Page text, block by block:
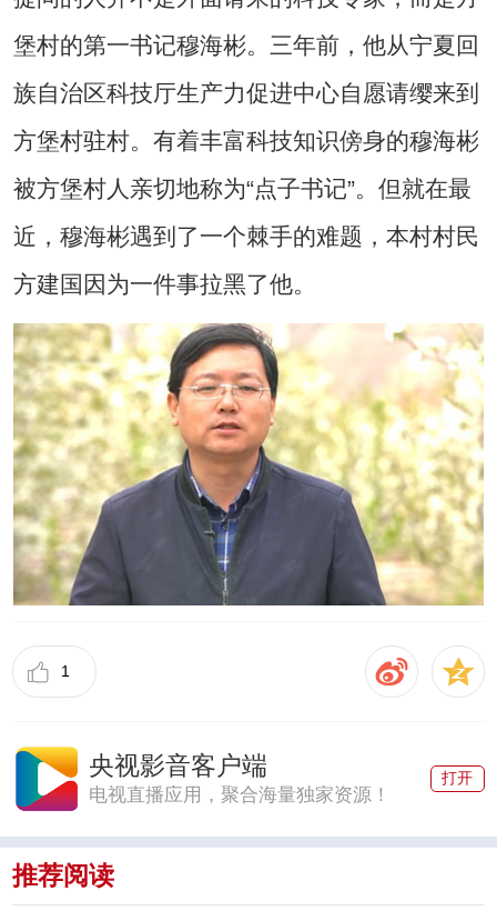
堡村的第一书记穆海彬。三年前，他从宁夏回
族自治区科技厅生产力促进中心自愿请缨来到
方堡村驻村。有着丰富科技知识傍身的穆海彬
被方堡村人亲切地称为“点子书记”。但就在最
近，穆海彬遇到了一个棘手的难题，本村村民
方建国因为一件事拉黑了他。
1
央视影音客户端
电视直播应用，聚合海量独家资源！
打开
推荐阅读